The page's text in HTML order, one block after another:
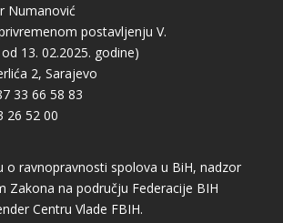
Numanović
postavljenju V.
13. 02.2025. godine)
2, Sarajevo
33 66 58 83
26 52 00
o ravnopravnosti spolova u BiH, nadzor
Zakona na području Federacije BIH
Centru Vlade FBIH.